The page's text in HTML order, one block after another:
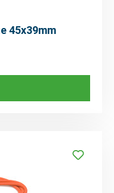
45x39mm